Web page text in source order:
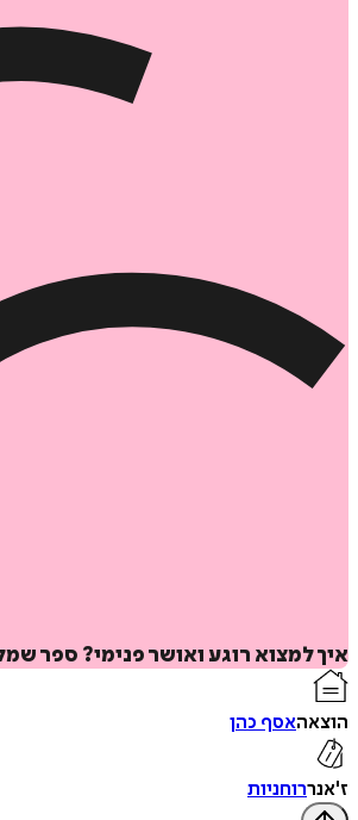
איך למצוא רוגע ואושר פנימי? ספר
הוצאהאסף כהן
ז'אנררוחניות